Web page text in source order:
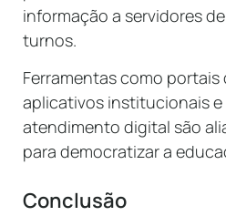
informação a servidores
turnos.
Ferramentas como portais
aplicativos institucionais e
atendimento digital são
para democratizar a
Conclusão